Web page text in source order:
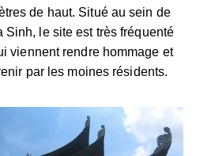
de haut. Situé au sein de
Sinh, le site est très fréquenté
viennent rendre hommage et
par les moines résidents.